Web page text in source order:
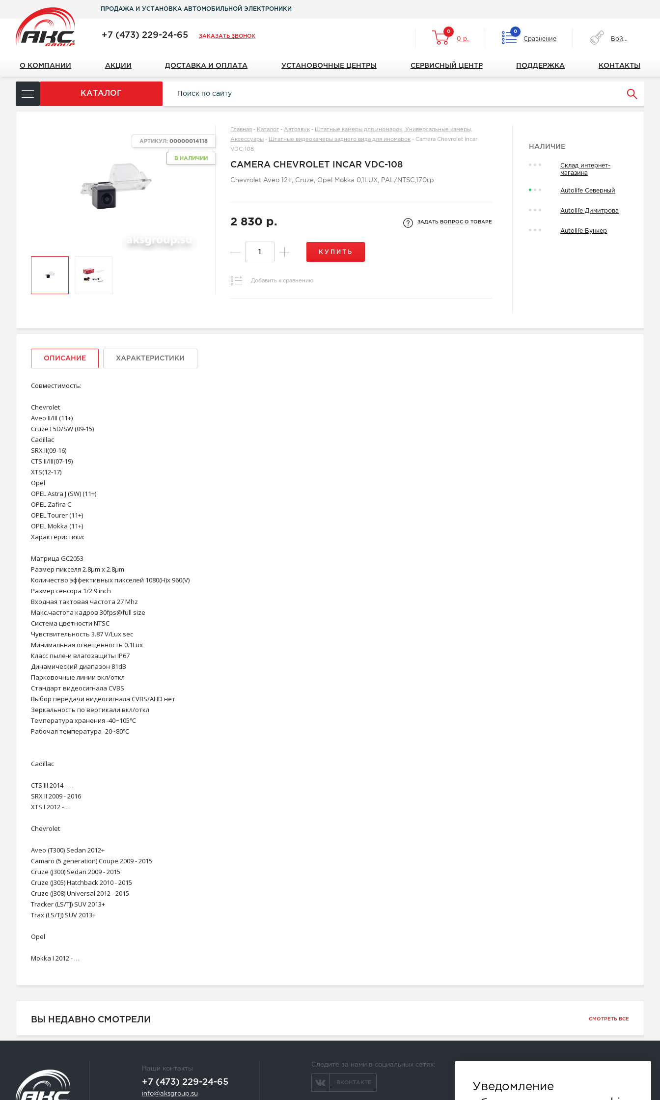
ПРОДАЖА И УСТАНОВКА АВТОМОБИЛЬНОЙ ЭЛЕКТРОНИКИ
+7 (473) 229-24-65 ЗАКАЗАТЬ ЗВОНОК
0
0 р.
0
Сравнение Войти
О КОМПАНИИ АКЦИИ ДОСТАВКА И ОПЛАТА УСТАНОВОЧНЫЕ ЦЕНТРЫ СЕРВИСНЫЙ ЦЕНТР ПОДДЕРЖКА КОНТАКТЫ
КАТАЛОГ
В НАЛИЧИИ
АРТИКУЛ:00000014118
Главная - Каталог -Автозвук - Штатные камеры для иномарок, Универсальные камеры,
Аксессуары - Штатные видеокамеры заднего вида для иномарок - Camera Chevrolet Incar
VDC-108
CAMERA CHEVROLET INCAR VDC-108
Chevrolet Aveo 12+, Cruze, Opel Mokka 0,1LUX, PAL/NTSC,170гр
2 830 р. ЗАДАТЬ ВОПРОС О ТОВАРЕ
КУПИТЬ
Добавить к сравнению
НАЛИЧИЕ
Склад интернет-
магазина
Autolife Северный
Autolife Димитрова
Autolife Бункер
ОПИСАНИЕ ХАРАКТЕРИСТИКИ
Совместимость:
Chevrolet
Aveo II/III (11+)
Cruze I 5D/SW (09-15)
Cadillaс
SRX II(09-16)
CTS II/III(07-19)
XTS(12-17)
Opel
OPEL Astra J (SW) (11+)
OPEL Zafira C
OPEL Tourer (11+)
OPEL Mokka (11+)
Характеристики:
Матрица GC2053
Размер пикселя 2.8μm x 2.8μm
Количество эффективных пикселей 1080(H)x 960(V)
Размер сенсора 1/2.9 inch
Входная тактовая частота 27 Mhz
Макс.частота кадров 30fps@full size
Система цветности NTSC
Чувствительность 3.87 V/Lux.sec
Минимальная освещенность 0.1Lux
Класс пыле-и влагозащиты IP67
Динамический диапазон 81dB
Парковочные линии вкл/откл
Стандарт видеосигнала CVBS
Выбор передачи видеосигнала CVBS/AHD нет
Зеркальность по вертикали вкл/откл
Температура хранения -40~105℃
Рабочая температура -20~80℃
Cadillac
CTS III 2014 - …
SRX II 2009 - 2016
XTS I 2012 - …
Chevrolet
Aveo (T300) Sedan 2012+
Camaro (5 generation) Coupe 2009 - 2015
Cruze (J300) Sedan 2009 - 2015
Cruze (J305) Hatchback 2010 - 2015
Cruze (J308) Universal 2012 - 2015
Tracker (LS/TJ) SUV 2013+
Trax (LS/TJ) SUV 2013+
Opel
Mokka I 2012 - …
ВЫ НЕДАВНО СМОТРЕЛИ СМОТРЕТЬ ВСЕ
Наши контакты
+7 (473) 229-24-65
info@aksgroup.su
Следите за нами в социальных сетях:
ВКОНТАКТЕ
Уведомление